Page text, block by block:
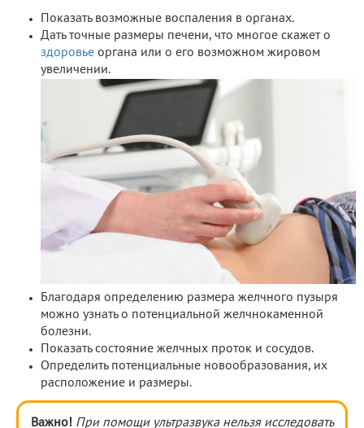
Показать возможные воспаления в органах.
Дать точные размеры печени, что многое скажет о
здоровье органа или о его возможном жировом
увеличении.
Благодаря определению размера желчного пузыря
можно узнать о потенциальной желчнокаменной
болезни.
Показать состояние желчных проток и сосудов.
Определить потенциальные новообразования, их
расположение и размеры.
Важно! При помощи ультразвука нельзя исследовать